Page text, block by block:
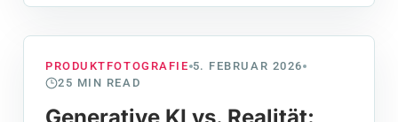
PRODUKTFOTOGRAFIE 5. FEBRUAR 2026
25 MIN READ